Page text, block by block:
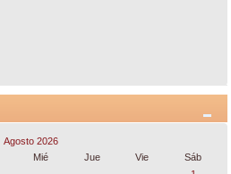
Agosto 2026
Mié Jue Vie
Sáb